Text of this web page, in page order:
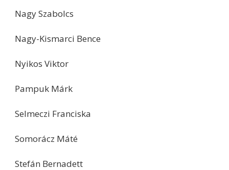
Nagy Szabolcs
Nagy-Kismarci Bence
Nyikos Viktor
Pampuk Márk
Selmeczi Franciska
Somorácz Máté
Stefán Bernadett